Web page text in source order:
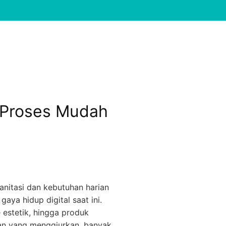
Mudah
dan kebutuhan harian
hidup digital saat ini.
estetik, hingga produk